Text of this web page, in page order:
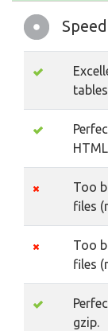
Too
files
Too
files
gzip.